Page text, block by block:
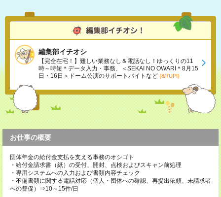
編集部イチオシ
【完全在宅！】難しい業務なし＆電話なし！ゆっくりの11
時～時短＊データ入力・事務、＜SEKAI NO OWARI＊8月15
日・16日＞ドーム公演のサポートバイトなど (8/7UP!)
お仕事の概要
団体年金の給付金支払を支える事務のオシゴト
・給付金請求書（紙）の受付、開封、点検およびスキャン前処理
・専用システムへの入力および書類内容チェック
・不備書類に関する電話対応（個人・団体への確認、再提出依頼、未請求者
への督促）⇒10～15件/日